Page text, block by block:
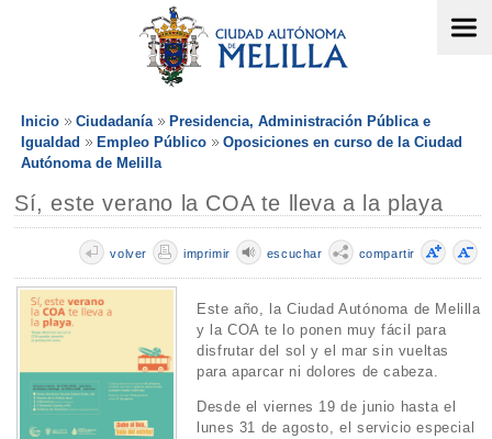
Inicio Ciudadanía
Presidencia, Administración Pública e
Igualdad
Empleo Público
Oposiciones en curso de la Ciudad
Autónoma de Melilla
Sí, este verano la COA te lleva a la playa
compartir
escuchar
imprimir
volver
Este año, la Ciudad Autónoma de Melilla
y la COA te lo ponen muy fácil para
disfrutar del sol y el mar sin vueltas
para aparcar ni dolores de cabeza.
Desde el viernes 19 de junio hasta el
lunes 31 de agosto, el servicio especial